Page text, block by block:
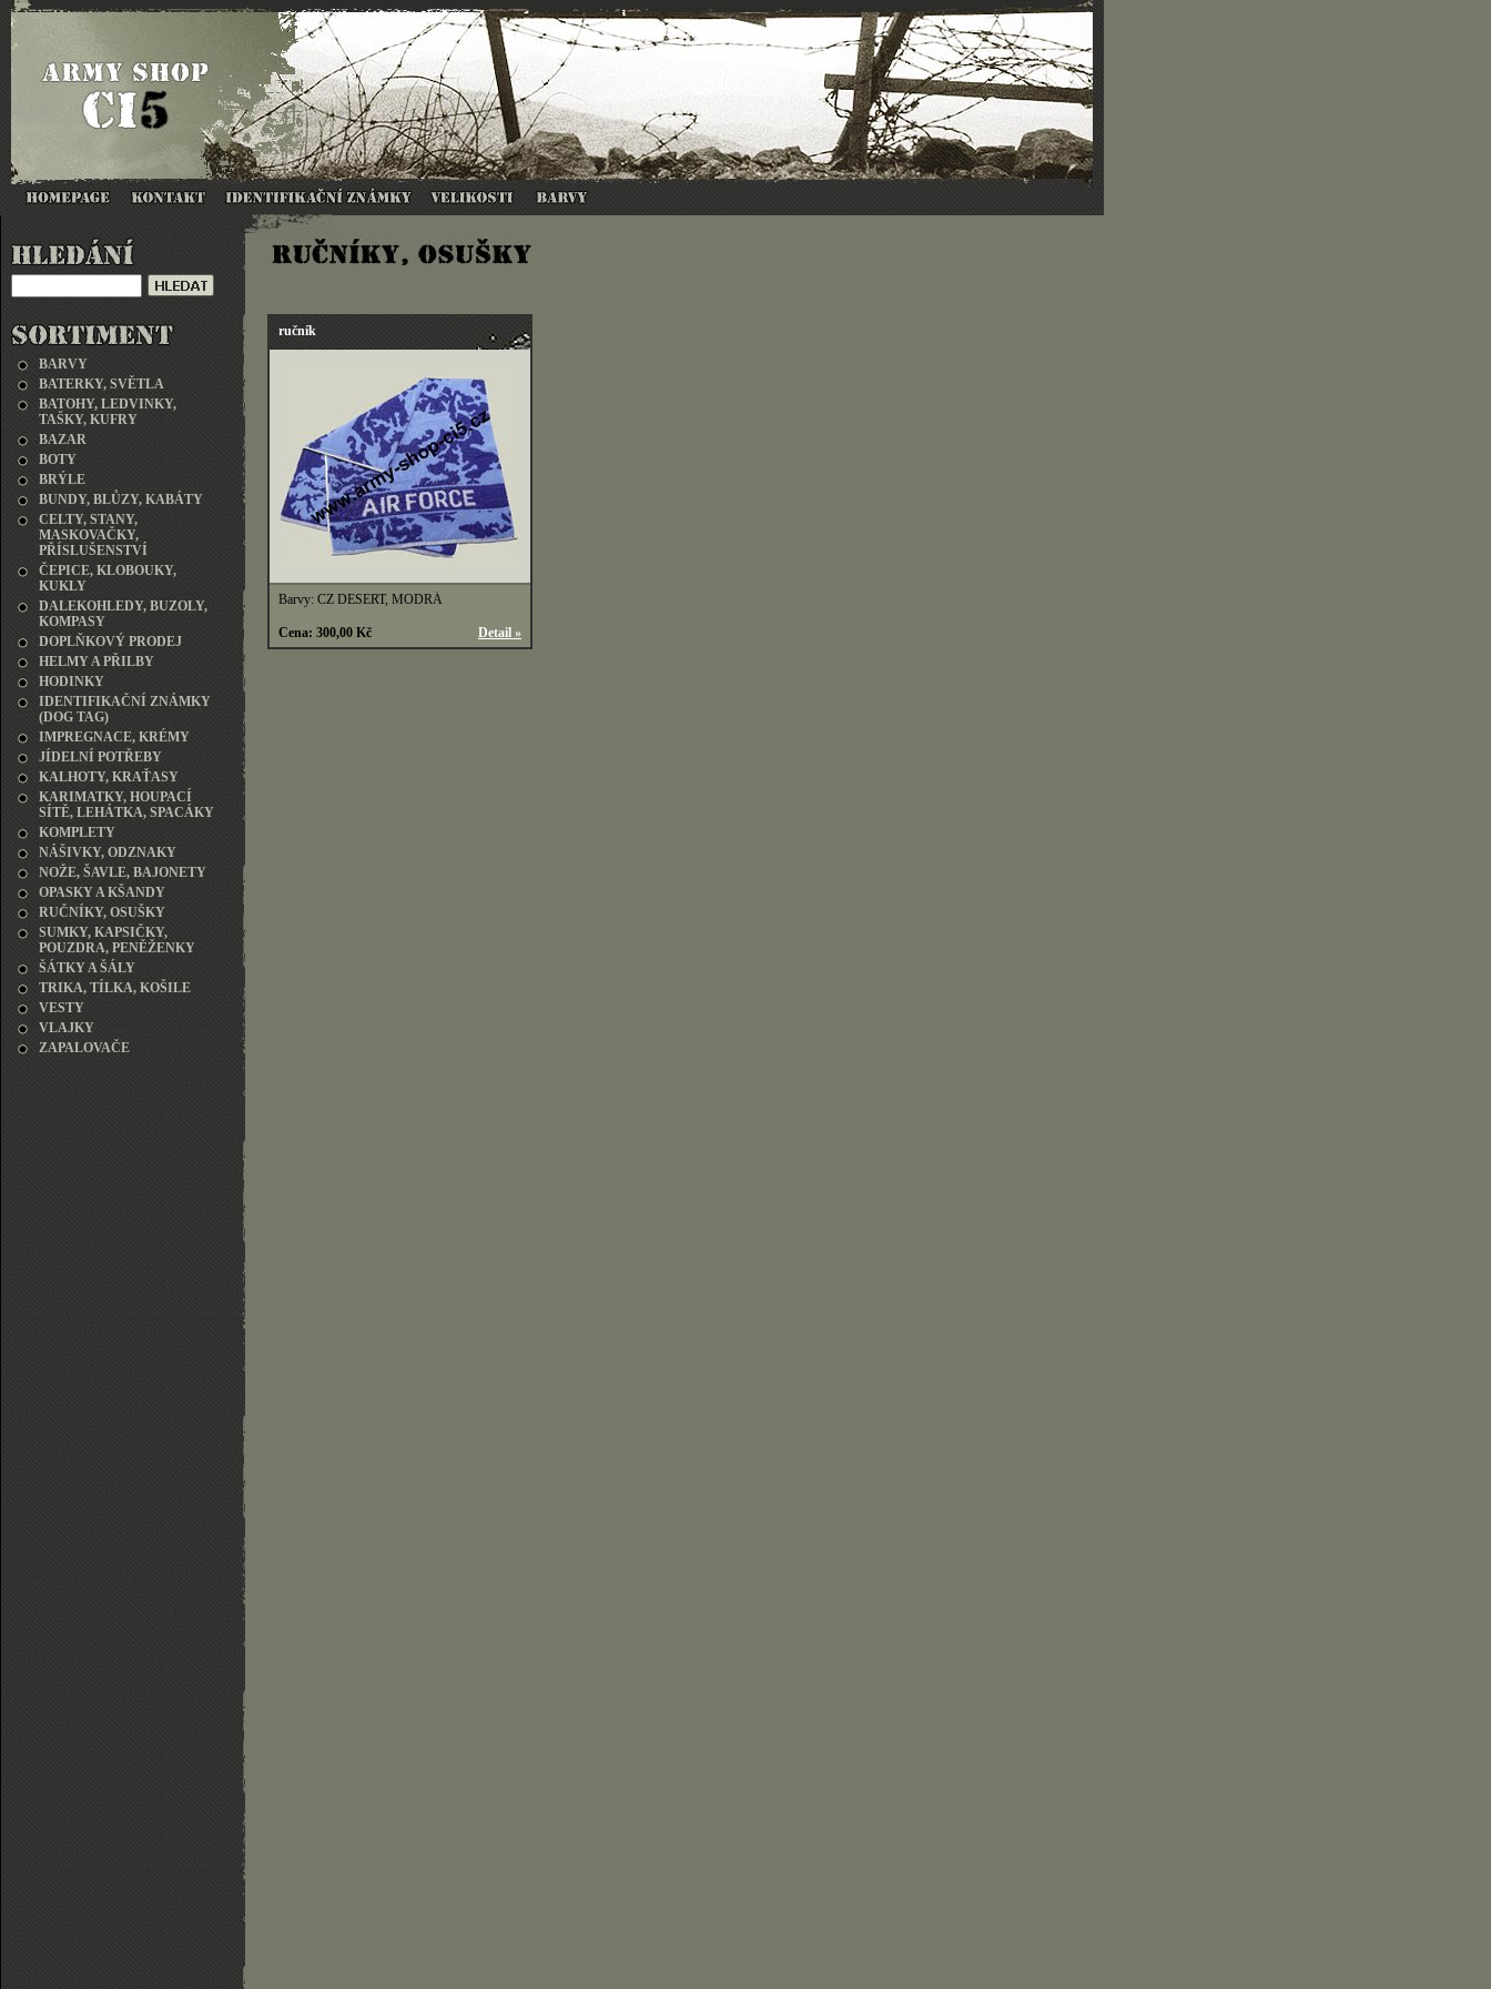
BARVY
BATERKY, SVĚTLA
BATOHY, LEDVINKY,
TAŠKY, KUFRY
BAZAR
BOTY
BRÝLE
BUNDY, BLŮZY, KABÁTY
CELTY, STANY,
MASKOVAČKY,
PŘÍSLUŠENSTVÍ
ČEPICE, KLOBOUKY,
KUKLY
DALEKOHLEDY, BUZOLY,
KOMPASY
DOPLŇKOVÝ PRODEJ
HELMY A PŘILBY
HODINKY
IDENTIFIKAČNÍ ZNÁMKY
(DOG TAG)
IMPREGNACE, KRÉMY
JÍDELNÍ POTŘEBY
KALHOTY, KRAŤASY
KARIMATKY, HOUPACÍ
SÍTĚ, LEHÁTKA, SPACÁKY
KOMPLETY
NÁŠIVKY, ODZNAKY
NOŽE, ŠAVLE, BAJONETY
OPASKY A KŠANDY
RUČNÍKY, OSUŠKY
SUMKY, KAPSIČKY,
POUZDRA, PENĚŽENKY
ŠÁTKY A ŠÁLY
TRIKA, TÍLKA, KOŠILE
VESTY
VLAJKY
ZAPALOVAČE
ručník
Barvy: CZ DESERT, MODRÁ
Detail »
Cena: 300,00 Kč